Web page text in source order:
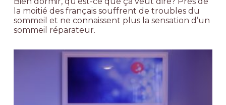
la moitié des français souffrent de troubles du
sommeil et ne connaissent plus la sensation d’un
sommeil réparateur.